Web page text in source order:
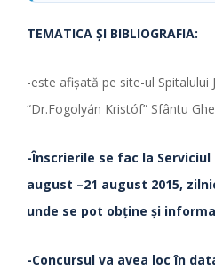
TEMATICA ŞI BIBLIOGRAFIA:
-este afişată pe site-ul Spitalului
“Dr.Fogolyán Kristóf” Sfântu
-Înscrierile se fac la Serviciul
august –21 august 2015,
unde se pot obţine şi
-Concursul va avea loc în